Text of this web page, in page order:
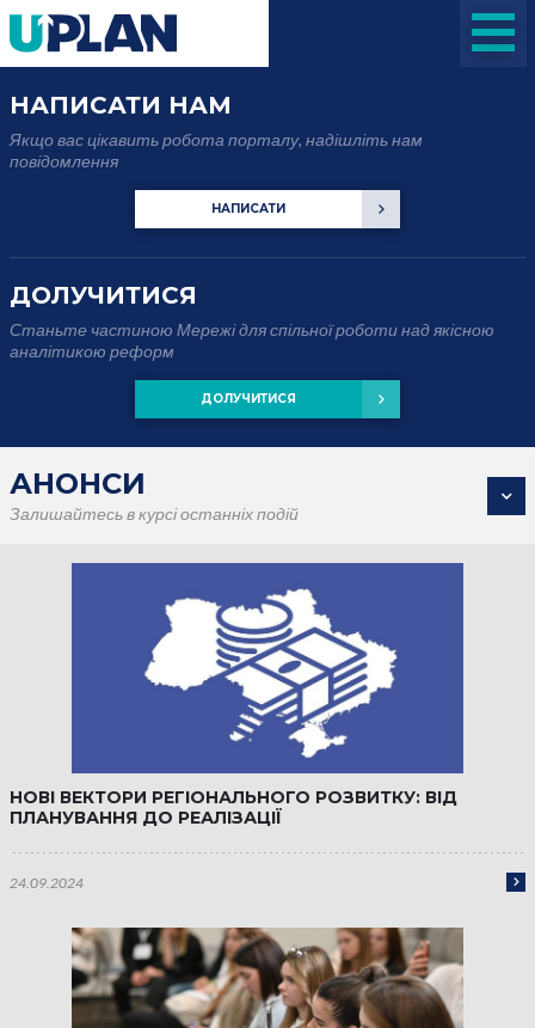
НАПИСАТИ НАМ
Якщо вас цікавить робота порталу, надішліть нам
повідомлення
НАПИСАТИ
ДОЛУЧИТИСЯ
Станьте частиною Мережі для спільної роботи над якісною
аналітикою реформ
ДОЛУЧИТИСЯ
АНОНСИ
Залишайтесь в курсі останніх подій
НОВІ ВЕКТОРИ РЕГІОНАЛЬНОГО РОЗВИТКУ: ВІД
ПЛАНУВАННЯ ДО РЕАЛІЗАЦІЇ
24.09.2024